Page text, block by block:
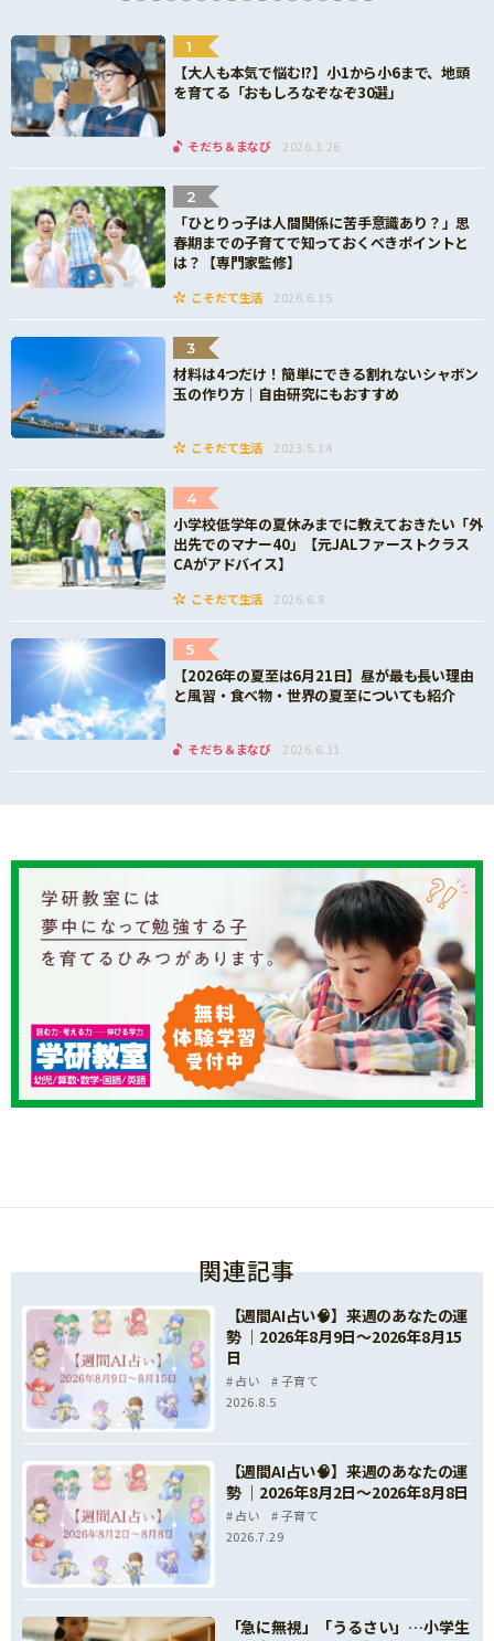
1
【大人も本気で悩む!?】小1から小6まで、地頭
を育てる「おもしろなぞなぞ30選」
そだち＆まなび 2026.1.26
2
「ひとりっ子は人間関係に苦手意識あり？」思
春期までの子育てで知っておくべきポイントと
は？【専門家監修】
こそだて生活 2026.6.15
3
材料は4つだけ！簡単にできる割れないシャボン
玉の作り方｜自由研究にもおすすめ
こそだて生活 2023.5.14
4
小学校低学年の夏休みまでに教えておきたい「外
出先でのマナー40」【元JALファーストクラス
CAがアドバイス】
こそだて生活 2026.6.8
5
【2026年の夏至は6月21日】昼が最も長い理由
と風習・食べ物・世界の夏至についても紹介
そだち＆まなび 2026.6.11
関連記事
【週間AI占い🧠】来週のあなたの運
勢 ｜2026年8月9日〜2026年8月15
日
占い
子育て
2026.8.5
【週間AI占い🧠】来週のあなたの運
勢 ｜2026年8月2日〜2026年8月8日
占い
子育て
2026.7.29
「急に無視」「うるさい」…小学生